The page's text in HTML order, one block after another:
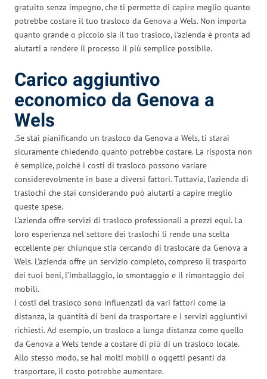
gratuito senza impegno, che ti permette di capire meglio quanto
potrebbe costare il tuo trasloco da Genova a Wels. Non importa
quanto grande o piccolo sia il tuo trasloco, l’azienda è pronta ad
aiutarti a rendere il processo il più semplice possibile.
Carico aggiuntivo
economico da Genova a
Wels
.Se stai pianificando un trasloco da Genova a Wels, ti starai
sicuramente chiedendo quanto potrebbe costare. La risposta non
è semplice, poiché i costi di trasloco possono variare
considerevolmente in base a diversi fattori. Tuttavia, l’azienda di
traslochi che stai considerando può aiutarti a capire meglio
queste spese.
L’azienda offre servizi di trasloco professionali a prezzi equi. La
loro esperienza nel settore dei traslochi li rende una scelta
eccellente per chiunque stia cercando di traslocare da Genova a
Wels. L’azienda offre un servizio completo, compreso il trasporto
dei tuoi beni, l’imballaggio, lo smontaggio e il rimontaggio dei
mobili.
I costi del trasloco sono influenzati da vari fattori come la
distanza, la quantità di beni da trasportare e i servizi aggiuntivi
richiesti. Ad esempio, un trasloco a lunga distanza come quello
da Genova a Wels tende a costare di più di un trasloco locale.
Allo stesso modo, se hai molti mobili o oggetti pesanti da
trasportare, il costo potrebbe aumentare.